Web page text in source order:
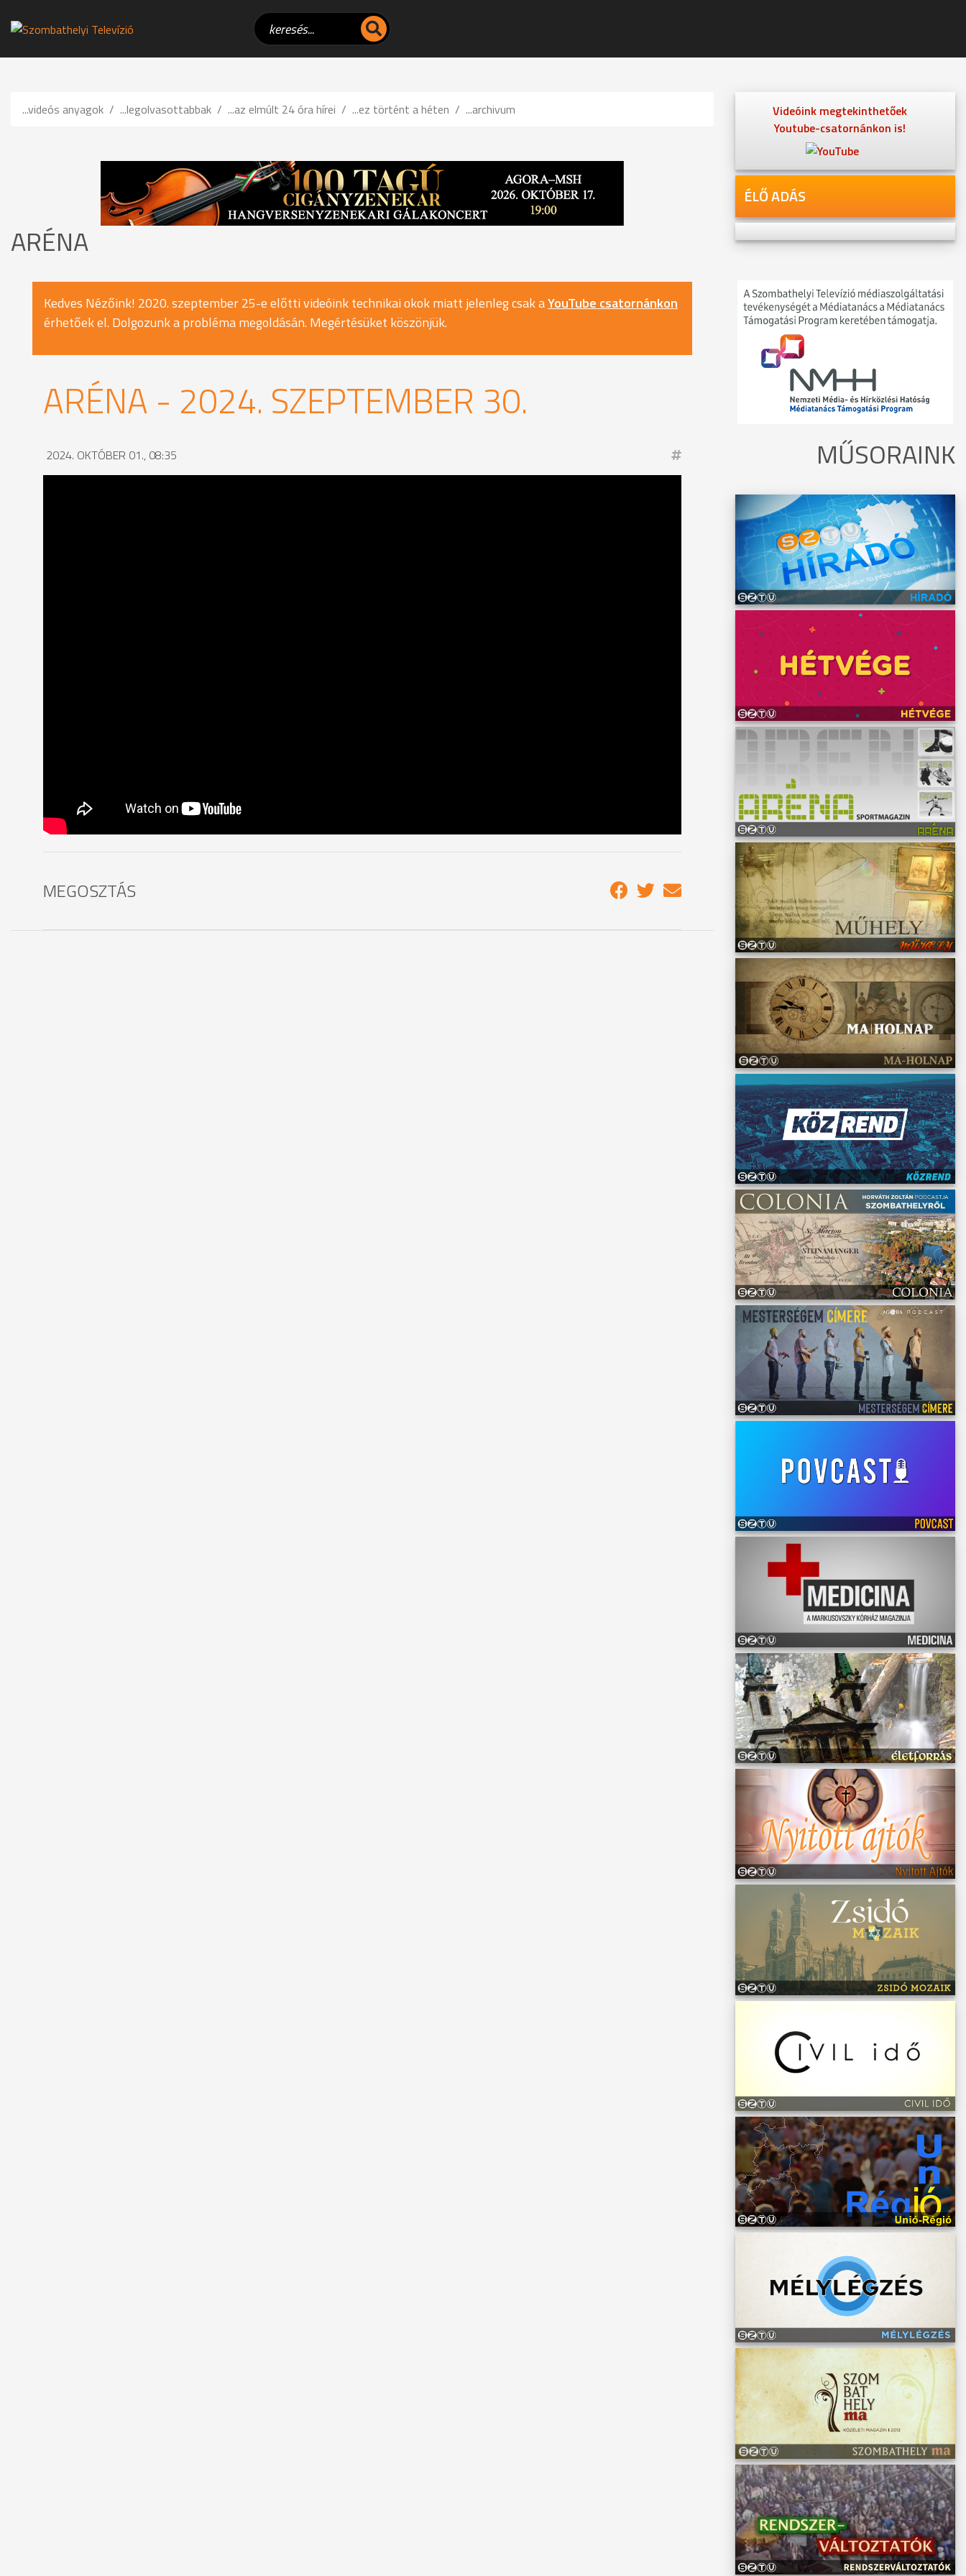
...videós anyagok ...legolvasottabbak ...az elmúlt 24 óra hírei ...ez történt a héten ...archivum
ARÉNA
Kedves Nézőink! 2020. szeptember 25-e előtti videóink technikai okok miatt jelenleg csak aYouTube csatornánkon
érhetőek el. Dolgozunk a probléma megoldásán. Megértésüket köszönjük.
ARÉNA - 2024. SZEPTEMBER 30.
2024. OKTÓBER 01., 08:35
MEGOSZTÁS
Videóink megtekinthetőek
Youtube-csatornánkon is!
ÉLŐ ADÁS
MŰSORAINK